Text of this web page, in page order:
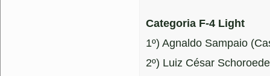
Categoria F-4 Light
1º) Agnaldo Sampaio
2º) Luiz César